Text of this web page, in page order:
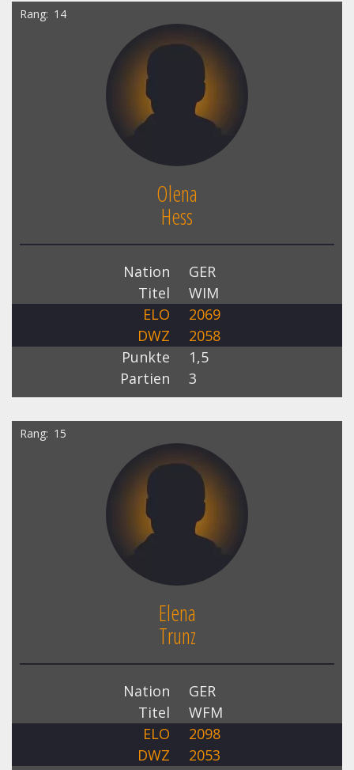
Rang 14
Olena
Hess
Nation
GER
Titel
WIM
ELO
2069
DWZ
2058
Punkte
1,5
Partien
3
Rang 15
Elena
Trunz
Nation
GER
Titel
WFM
ELO
2098
DWZ
2053